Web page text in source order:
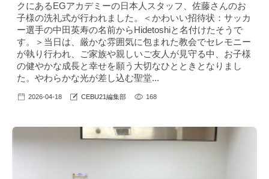
クにあるEGアカデミーの日本人スタッフ、佐藤さんのお
子様の洗礼式が行われました。＜かわいい招待状：サッカ
ー選手の中田英寿の名前からHidetoshiと名付けたそうで
す。＞当日は、厳かな雰囲気に包まれた教会でセレモニー
が執り行われ、ご家族や親しいご友人が見守る中、お子様
の健やかな成長と幸せを願う大切なひとときとなりまし
た。やわらかな光が差し込む聖堂...
2026-04-18 CEBU21編集部 168